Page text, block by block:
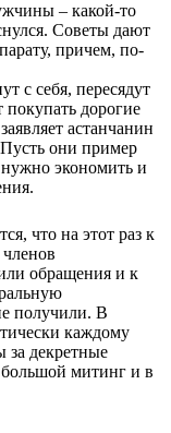
– какой-то
Советы дают
причем, по-
с себя, пересядут
покупать дорогие
астанчанин
они пример
нужно экономить и
что на этот раз к
обращения и к
получили. В
каждому
за декретные
митинг и в